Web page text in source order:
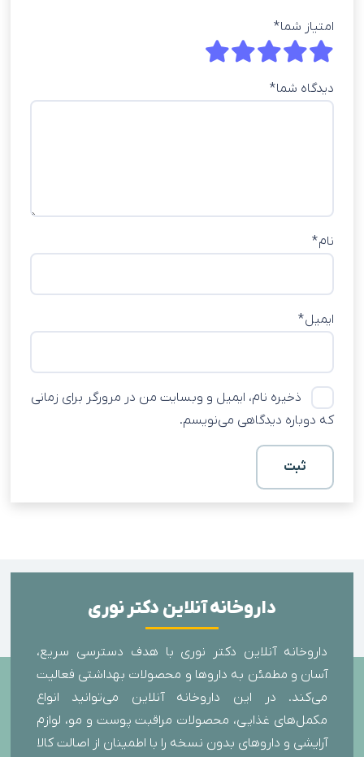
امتیاز شما*
دیدگاه شما*
نام*
ایمیل*
ذخیره نام، ایمیل و وبسایت من در مرورگر برای زمانی
که دوباره دیدگاهی می‌نویسم.
داروخانه آنلاین دکتر نوری
داروخانه آنلاین دکتر نوری با هدف دسترسی سریع،
آسان و مطمئن به داروها و محصولات بهداشتی فعالیت
می‌کند. در این داروخانه آنلاین می‌توانید انواع
مکمل‌های غذایی، محصولات مراقبت پوست و مو، لوازم
آرایشی و داروهای بدون نسخه را با اطمینان از اصالت کالا